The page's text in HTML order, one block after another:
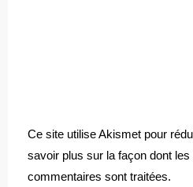
Ce site utilise Akismet pour
savoir plus sur la façon dont
commentaires sont traitées.